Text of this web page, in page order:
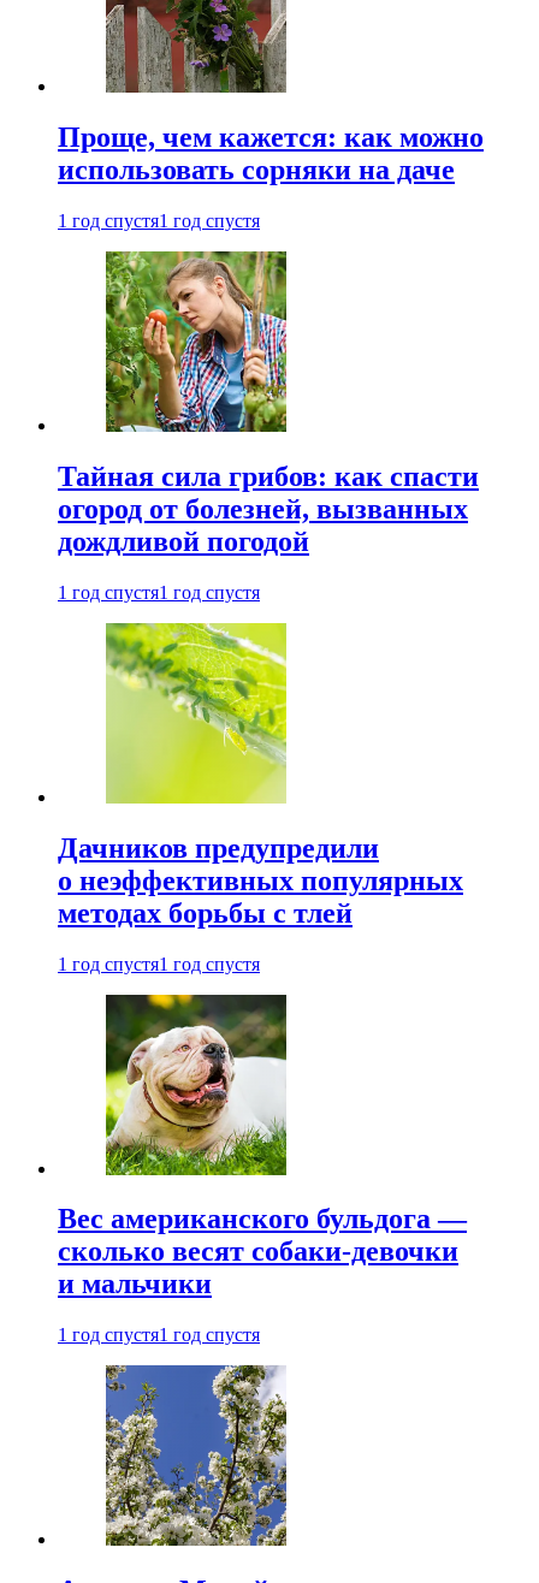
Проще, чем кажется: как можно
использовать сорняки на даче
1 год спустя1 год спустя
Тайная сила грибов: как спасти
огород от болезней, вызванных
дождливой погодой
1 год спустя1 год спустя
Дачников предупредили
о неэффективных популярных
методах борьбы с тлей
1 год спустя1 год спустя
Вес американского бульдога —
сколько весят собаки-девочки
и мальчики
1 год спустя1 год спустя